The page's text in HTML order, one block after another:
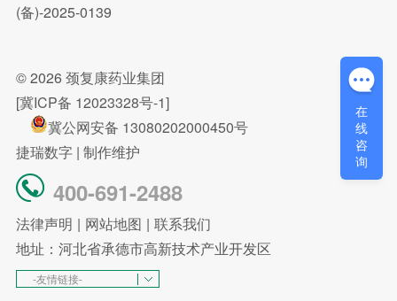
(备)-2025-0139
© 2026颈复康药业集团
[冀ICP备 12023328号-1]
冀公网安备 13080202000450号
捷瑞数字| 制作维护
400-691-2488
法律声明 | 网站地图 | 联系我们
地址：河北省承德市高新技术产业开发区
-友情链接-
在
线
咨
询